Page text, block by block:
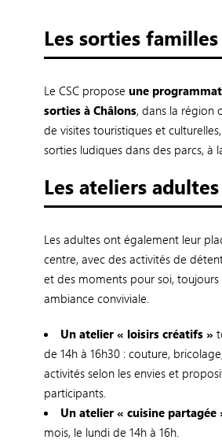
Les sorties familles
Le CSC propose une
sorties à Châlons, dans la région
de visites touristiques et
sorties ludiques dans des parcs, à
Les ateliers
Les adultes ont également leur
centre, avec des activités de
et des moments pour soi, toujours
ambiance conviviale.
Un atelier « loisirs créatifs »
de 14h à 16h30 : couture,
activités selon les envies et
participants.
Un atelier « cuisine partagée
mois, le lundi de 14h à 16h.